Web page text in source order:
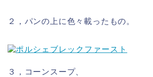
２，パンの上に色々載ったもの。
３，コーンスープ、